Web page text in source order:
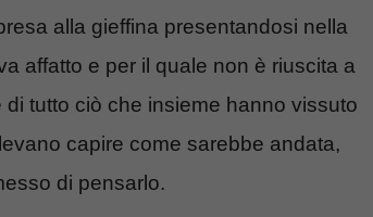
alla gieffina presentandosi nella
affatto e per il quale non è riuscita a
tutto ciò che insieme hanno vissuto
capire come sarebbe andata,
di pensarlo.